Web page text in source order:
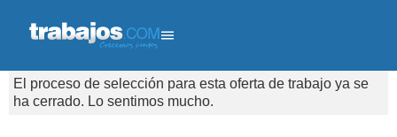
El proceso de selección para esta oferta de trabajo ya se
ha cerrado. Lo sentimos mucho.